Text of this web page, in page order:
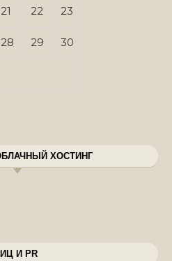
21 22 23
28 29 30
ХОСТИНГ
И PR